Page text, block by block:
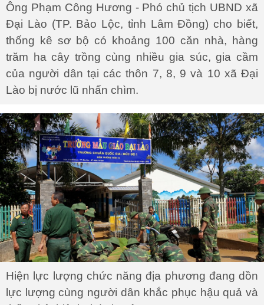
Ông Phạm Công Hương - Phó chủ tịch UBND xã
Đại Lào (TP. Bảo Lộc, tỉnh Lâm Đồng) cho biết,
thống kê sơ bộ có khoảng 100 căn nhà, hàng
trăm ha cây trồng cùng nhiều gia súc, gia cầm
của người dân tại các thôn 7, 8, 9 và 10 xã Đại
Lào bị nước lũ nhấn chìm.
Hiện lực lượng chức năng địa phương đang dồn
lực lượng cùng người dân khắc phục hậu quả và